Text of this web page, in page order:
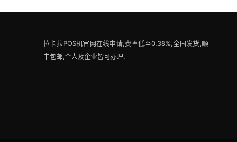
拉卡拉POS机官网在线申请,费率低至0.38%,全国发货,顺
丰包邮,个人及企业皆可办理.